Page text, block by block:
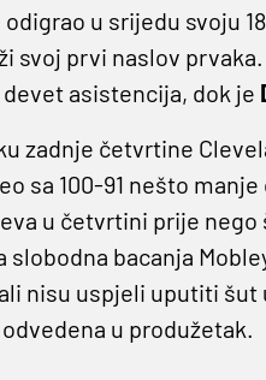
odigrao u srijedu svoju
svoj prvi naslov prvaka.
asistencija, dok je
zadnje četvrtine
sa 100-91 nešto
u četvrtini prije nego
slobodna bacanja
nisu uspjeli uputiti
u produžetak.